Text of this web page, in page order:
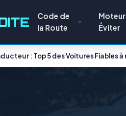
Code de
la Route
Éviter
: Top 5 des Voitures Fiables